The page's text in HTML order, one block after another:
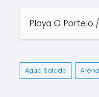
Playa O Portelo
Agua Salada